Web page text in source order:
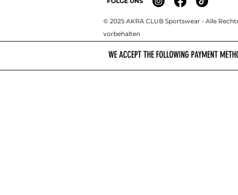
© 2025 AKRA CLUB Sportswear - Alle R
vorbehalten
WE ACCEPT THE FOLLOWING PAYMENT